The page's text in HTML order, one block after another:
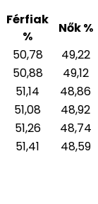
Férfiak
%
Nők %
50,78
49,22
50,88
49,12
51,14
48,86
51,08
48,92
51,26
48,74
51,41 48,59